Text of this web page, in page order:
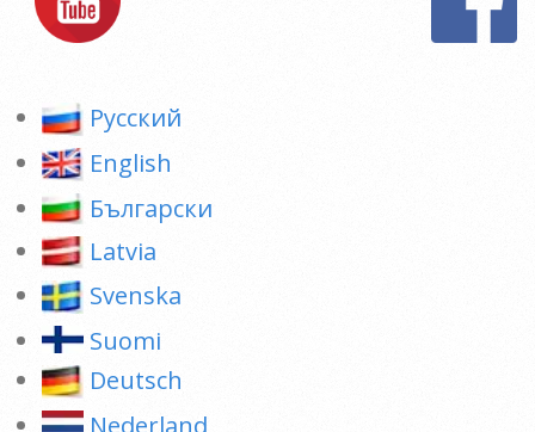
Pусский
English
Български
Latvia
Svenska
Suomi
Deutsch
Nederland